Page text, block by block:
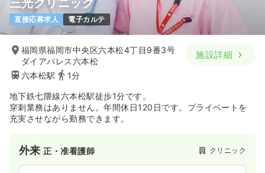
三光クリニック
直接応募求人 電子カルテ
福岡県福岡市中央区六本松4丁目9番3号
ダイアパレス六本松
六本松駅
1分
施設詳細
地下鉄七隈線六本松駅徒歩1分です。
穿刺業務はありません。年間休日120日です。プライベートを
充実させながら勤務できます。
外来正・准看護師 クリニック